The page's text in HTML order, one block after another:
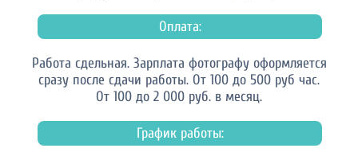
Оплата:
Работа сдельная. Зарплата фотографу оформляется
сразу после сдачи работы. От 100 до 500 руб час.
От 100 до 2 000 руб. в месяц.
График работы: